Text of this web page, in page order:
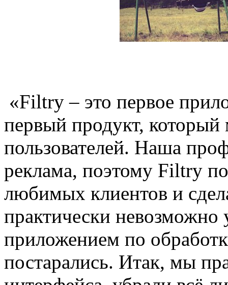
«Filtry – это первое
первый продукт,
пользователей. Наша
реклама, поэтому Filtry
любимых клиентов и
практически невозможно
приложением по
постарались. Итак, мы